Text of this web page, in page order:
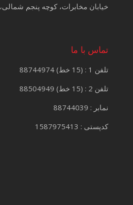
خیابان مخابرات، کوچه پنجم شمالی،
تماس با ما
تلفن 1 : (15 خط) 88744974
تلفن 2 : (15 خط) 88504949
نمابر : 88744039
کدپستی : 1587975413